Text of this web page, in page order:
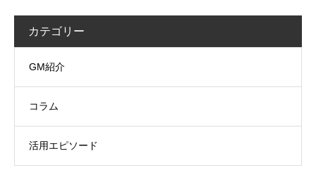
カテゴリー
GM紹介
コラム
活用エピソード